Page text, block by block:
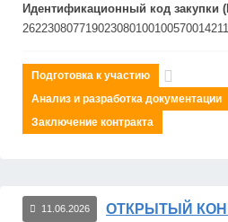
Идентификационный код закупки
Подготовка к участию
Анализ и разработка документации
Заключение контракта
11.06.2026
ОТКРЫТЫЙ